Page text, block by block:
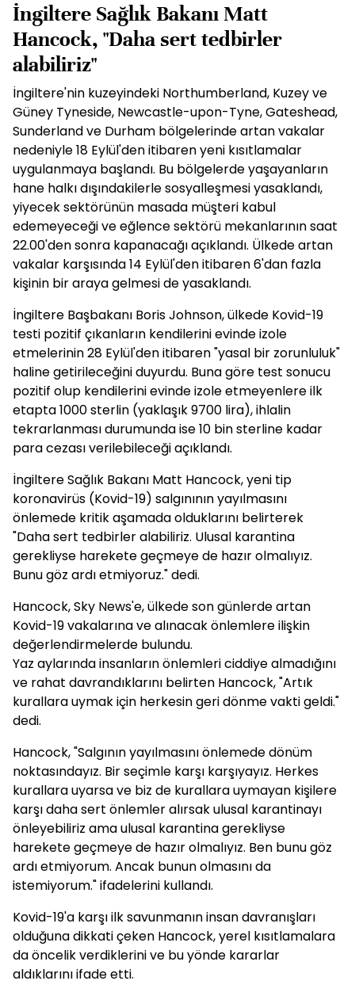
İngiltere Sağlık Bakanı Matt
Hancock, "Daha sert tedbirler
alabiliriz"
İngiltere'nin kuzeyindeki Northumberland, Kuzey ve
Güney Tyneside, Newcastle-upon-Tyne, Gateshead,
Sunderland ve Durham bölgelerinde artan vakalar
nedeniyle 18 Eylül'den itibaren yeni kısıtlamalar
uygulanmaya başlandı. Bu bölgelerde yaşayanların
hane halkı dışındakilerle sosyalleşmesi yasaklandı,
yiyecek sektörünün masada müşteri kabul
edemeyeceği ve eğlence sektörü mekanlarının saat
22.00'den sonra kapanacağı açıklandı. Ülkede artan
vakalar karşısında 14 Eylül'den itibaren 6'dan fazla
kişinin bir araya gelmesi de yasaklandı.
İngiltere Başbakanı Boris Johnson, ülkede Kovid-19
testi pozitif çıkanların kendilerini evinde izole
etmelerinin 28 Eylül'den itibaren "yasal bir zorunluluk"
haline getirileceğini duyurdu. Buna göre test sonucu
pozitif olup kendilerini evinde izole etmeyenlere ilk
etapta 1000 sterlin (yaklaşık 9700 lira), ihlalin
tekrarlanması durumunda ise 10 bin sterline kadar
para cezası verilebileceği açıklandı.
İngiltere Sağlık Bakanı Matt Hancock, yeni tip
koronavirüs (Kovid-19) salgınının yayılmasını
önlemede kritik aşamada olduklarını belirterek
"Daha sert tedbirler alabiliriz. Ulusal karantina
gerekliyse harekete geçmeye de hazır olmalıyız.
Bunu göz ardı etmiyoruz." dedi.
Hancock, Sky News'e, ülkede son günlerde artan
Kovid-19 vakalarına ve alınacak önlemlere ilişkin
değerlendirmelerde bulundu.
Yaz aylarında insanların önlemleri ciddiye almadığını
ve rahat davrandıklarını belirten Hancock, "Artık
kurallara uymak için herkesin geri dönme vakti geldi."
dedi.
Hancock, "Salgının yayılmasını önlemede dönüm
noktasındayız. Bir seçimle karşı karşıyayız. Herkes
kurallara uyarsa ve biz de kurallara uymayan kişilere
karşı daha sert önlemler alırsak ulusal karantinayı
önleyebiliriz ama ulusal karantina gerekliyse
harekete geçmeye de hazır olmalıyız. Ben bunu göz
ardı etmiyorum. Ancak bunun olmasını da
istemiyorum." ifadelerini kullandı.
Kovid-19'a karşı ilk savunmanın insan davranışları
olduğuna dikkati çeken Hancock, yerel kısıtlamalara
da öncelik verdiklerini ve bu yönde kararlar
aldıklarını ifade etti.